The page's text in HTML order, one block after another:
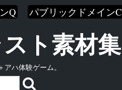
Q パブリックドメインC
ト素材集
ハ体験ゲーム。